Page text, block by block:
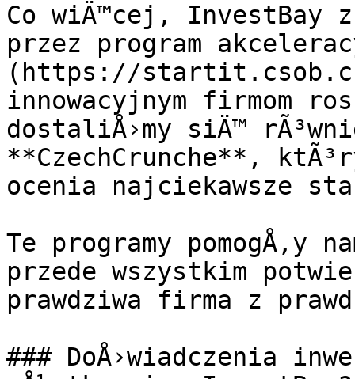
Co wiÄ™cej, InvestBay z
przez program
(https://
innowacyjnym firmom
dostaliÅ›my siÄ™
**CzechCrunche**,
ocenia najciekawsze
Te programy
przede wszystkim
prawdziwa firma z
### DoÅ›wiadczenia